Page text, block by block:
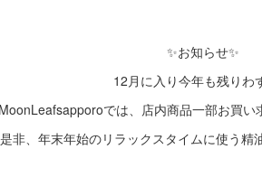
✨お知らせ✨
12月に入り今年も残りわ
MoonLeafsapporoでは、店内商品一部お買い
是非、年末年始のリラックスタイムに使う